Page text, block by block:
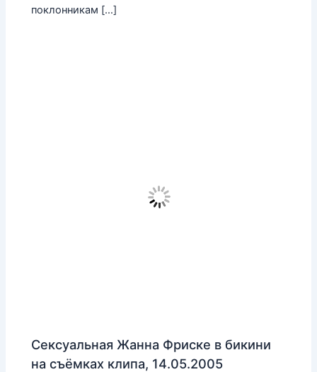
поклонникам […]
Сексуальная Жанна Фриске в бикини
на съёмках клипа, 14.05.2005